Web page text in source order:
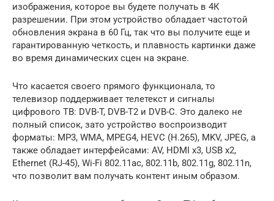
изображения, которое вы будете получать в 4К
разрешении. При этом устройство обладает частотой
обновления экрана в 60 Гц, так что вы получите еще и
гарантированную четкость, и плавность картинки даже
во время динамических сцен на экране.
Что касается своего прямого функционала, то
телевизор поддерживает телетекст и сигналы
цифрового ТВ: DVB-T, DVB-T2 и DVB-C. Это далеко не
полный список, зато устройство воспроизводит
форматы: MP3, WMA, MPEG4, HEVC (H.265), MKV, JPEG, а
также обладает интерфейсами: AV, HDMI x3, USB x2,
Ethernet (RJ-45), Wi-Fi 802.11ac, 802.11b, 802.11g, 802.11n,
что позволит вам получать контент иным образом.